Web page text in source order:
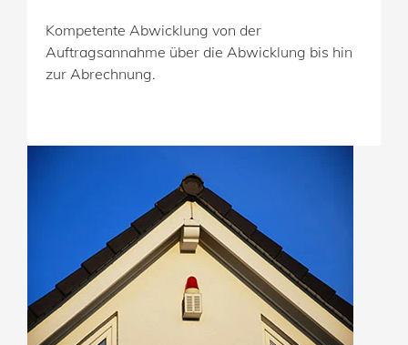
Kompetente Abwicklung von der
Auftragsannahme über die Abwicklung bis hin
zur Abrechnung.